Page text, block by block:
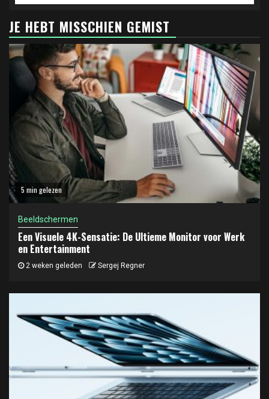
JE HEBT MISSCHIEN GEMIST
5 min gelezen
Beeldschermen
Een Visuele 4K-Sensatie: De Ultieme Monitor voor Werk
en Entertainment
2 weken geleden Sergej Regner